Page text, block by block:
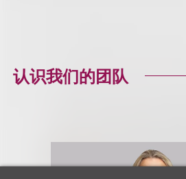
认识我们的团队